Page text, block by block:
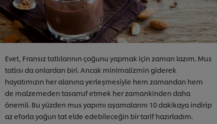
Evet, Fransız tatlılarının çoğunu yapmak için zaman lazım. Mus
tatlısı da onlardan biri. Ancak minimalizmin giderek
hayatımızın her alanına yerleşmesiyle hem zamandan hem
de malzemeden tasarruf etmek her zamankinden daha
önemli. Bu yüzden mus yapımı aşamalarını 10 dakikaya indirip
az eforla yoğun tat elde edebileceğin bir tarif hazırladım.